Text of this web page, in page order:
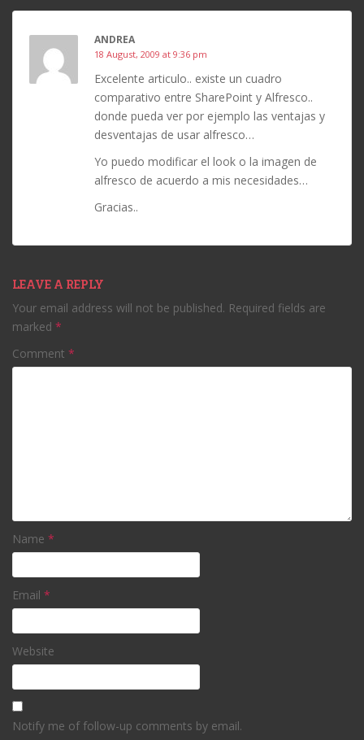
ANDREA
18 August, 2009 at 9:36 pm
Excelente articulo.. existe un cuadro
comparativo entre SharePoint y Alfresco..
donde pueda ver por ejemplo las ventajas y
desventajas de usar alfresco…
Yo puedo modificar el look o la imagen de
alfresco de acuerdo a mis necesidades…
Gracias..
LEAVE A REPLY
Your email address will not be published. Required fields are
marked *
Comment *
Name *
Email *
Website
Notify me of follow-up comments by email.